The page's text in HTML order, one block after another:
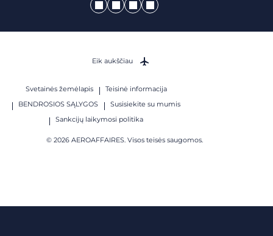
Svetainės žemėlapis
Teisinė informacija
BENDROSIOS SĄLYGOS
Susisiekite su mumis
Sankcijų laikymosi politika
© 2026 AEROAFFAIRES. Visos teisės saugomos.
Eik aukščiau